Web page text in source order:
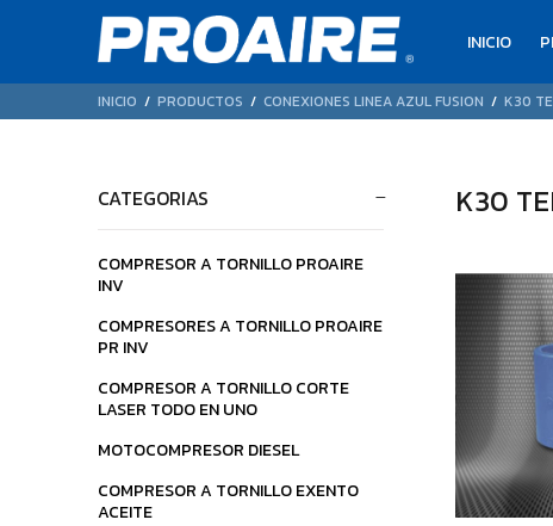
INICIO
INICIO PRODUCTOS CONEXIONES LINEA AZUL FUSION K30
CATEGORIAS
COMPRESOR A TORNILLO PROAIRE
INV
COMPRESORES A TORNILLO PROAIRE
PR INV
COMPRESOR A TORNILLO CORTE
LASER TODO EN UNO
MOTOCOMPRESOR DIESEL
COMPRESOR A TORNILLO EXENTO
ACEITE
K30